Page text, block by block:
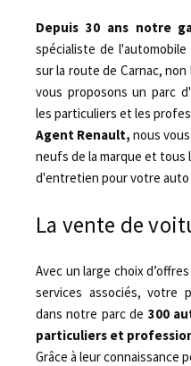
Depuis 30 ans notre
spécialiste de
sur la route de Carnac,
vous proposons un parc
les particuliers et les
Agent Renault, nous
neufs de la marque et
d'entretien pour votre auto
La vente de
Avec un large choix
services associés, votre
dans notre parc de 300
particuliers et
Grâce à leur connaissance